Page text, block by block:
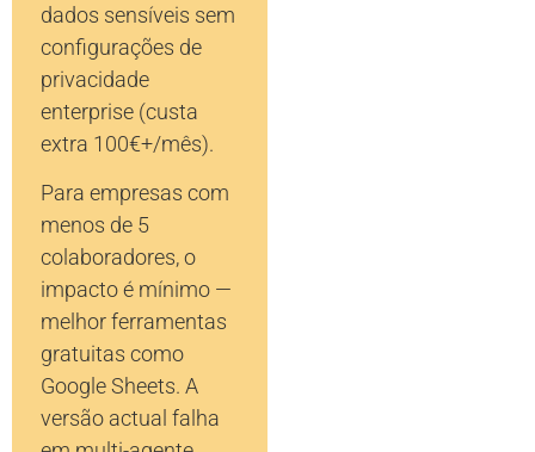
dados sensíveis sem
configurações de
privacidade
enterprise (custa
extra 100€+/mês).
Para empresas com
menos de 5
colaboradores, o
impacto é mínimo —
melhor ferramentas
gratuitas como
Google Sheets. A
versão actual falha